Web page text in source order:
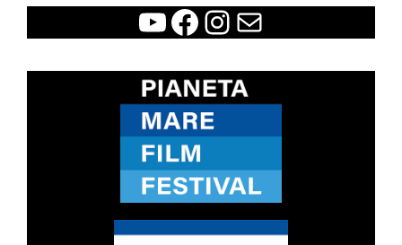
WCFF
Facebook
Instagram
Contatti